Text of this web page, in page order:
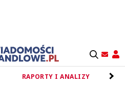
RAPORTY I ANALIZY